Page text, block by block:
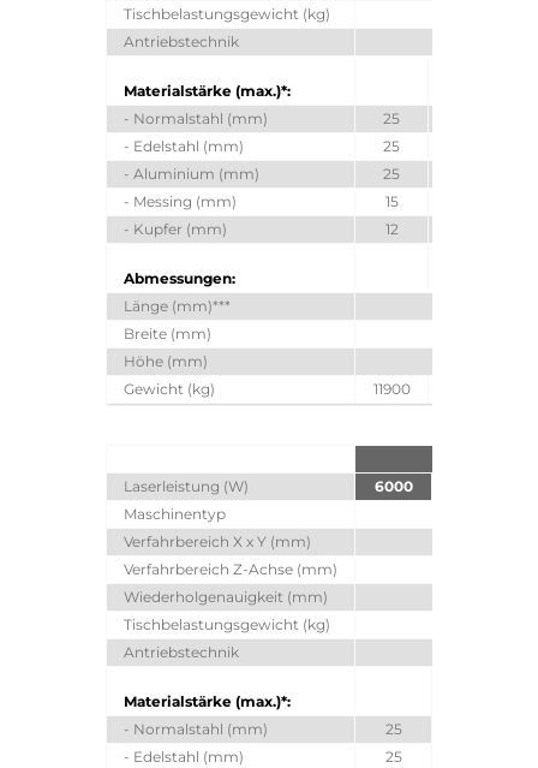
Tischbelastungsgewicht (kg)
Antriebstechnik
Materialstärke (max.)*:
- Normalstahl (mm)
25
- Edelstahl (mm)
25
- Aluminium (mm)
25
- Messing (mm)
15
- Kupfer (mm)
12
Abmessungen:
Länge (mm)***
Breite (mm)
Höhe (mm)
Gewicht (kg)
11900
Laserleistung (W)
6000
Maschinentyp
Verfahrbereich X x Y (mm)
Verfahrbereich Z-Achse (mm)
Wiederholgenauigkeit (mm)
Tischbelastungsgewicht (kg)
Antriebstechnik
Materialstärke (max.)*:
- Normalstahl (mm)
25
- Edelstahl (mm)
25